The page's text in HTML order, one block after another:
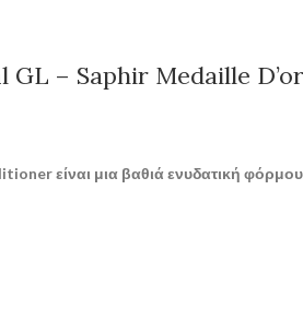
GL – Saphir Medaille D’or
είναι μια βαθιά ενυδατική